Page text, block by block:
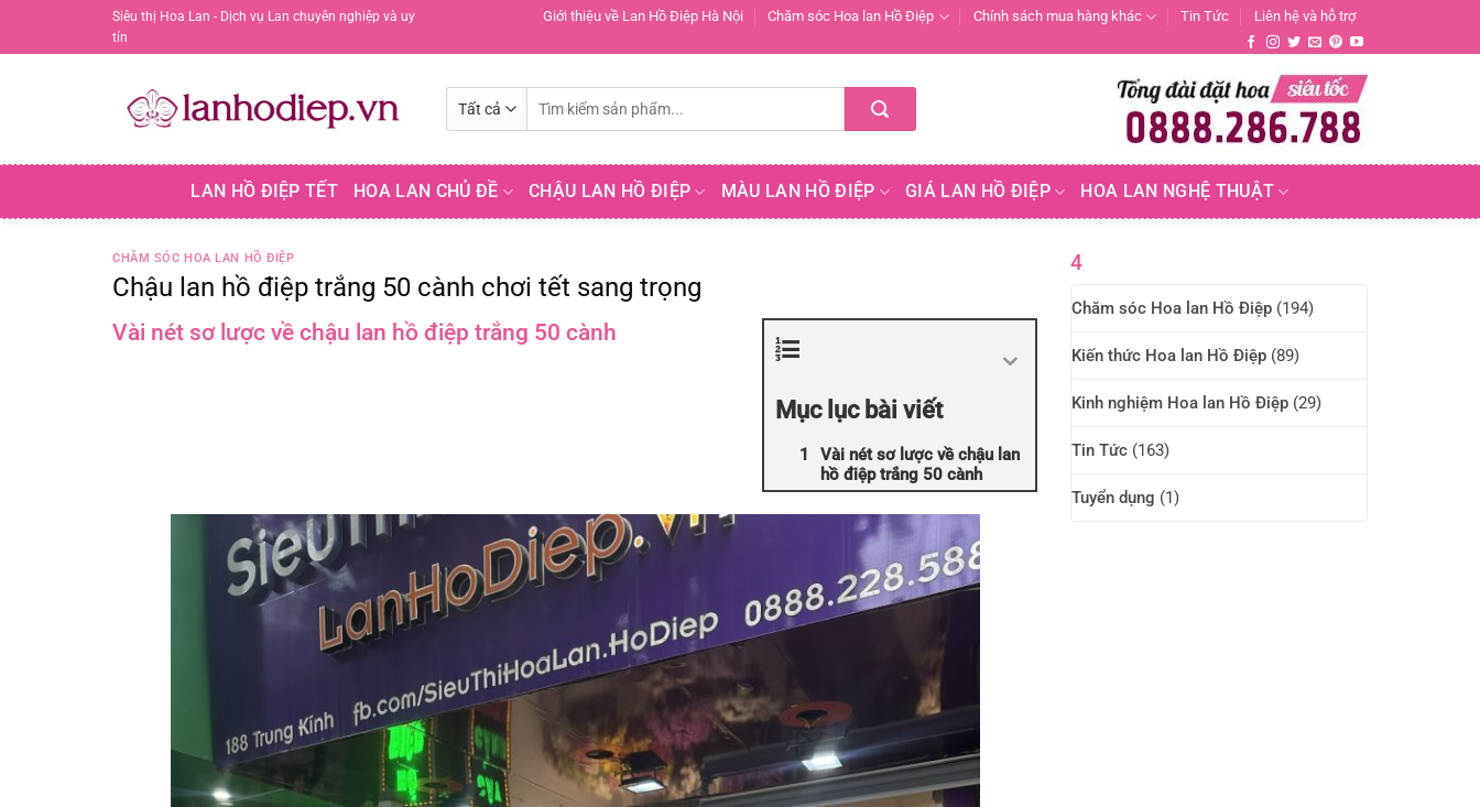
Siêu thị Hoa Lan - Dịch vụ Lan chuyên nghiệp và uy
tín
Giới thiệu về Lan Hồ Điệp Hà Nội Chăm sóc Hoa lan Hồ Điệp Chính sách mua hàng khác Tin Tức Liên hệ và hỗ trợ
kiếm:
LAN HỒ ĐIỆP TẾT HOA LAN CHỦ ĐỀ CHẬU LAN HỒ ĐIỆP MÀU LAN HỒ ĐIỆP GIÁ LAN HỒ ĐIỆP HOA LAN NGHỆ THUẬT
CHĂM SÓC HOA LAN HỒ ĐIỆP
Chậu lan hồ điệp trắng 50 cành chơi tết sang trọng
Mục lục bài viết
Vài nét sơ lược về chậu lan
hồ điệp trắng 50 cành
Vài nét sơ lược về chậu lan hồ điệp trắng 50 cành
4
Chăm sóc Hoa lan Hồ Điệp (194)
Kiến thức Hoa lan Hồ Điệp (89)
Kinh nghiệm Hoa lan Hồ Điệp (29)
Tin Tức (163)
Tuyển dụng (1)